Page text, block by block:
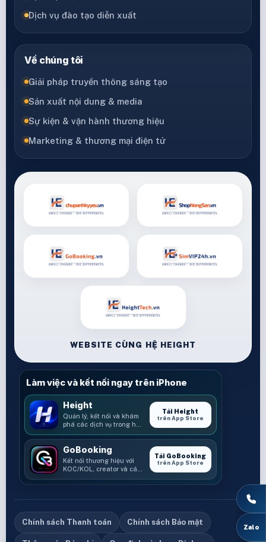
Dịch vụ đào tạo diễn xuất
Về chúng tôi
Giải pháp truyền thông sáng tạo
Sản xuất nội dung & media
Sự kiện & vận hành thương hiệu
Marketing & thương mại điện tử
WEBSITE CÙNG HỆ HEIGHT
Làm việc và kết nối ngay trên iPhone
Height
Quản lý, kết nối và khám
phá các dịch vụ trong hệ
Tải Height
trên App Store
GoBooking
Kết nối thương hiệu với
KOC/KOL, creator và các
Tải GoBooking
trên App Store
Chính sách Thanh toán Chính sách Bảo mật